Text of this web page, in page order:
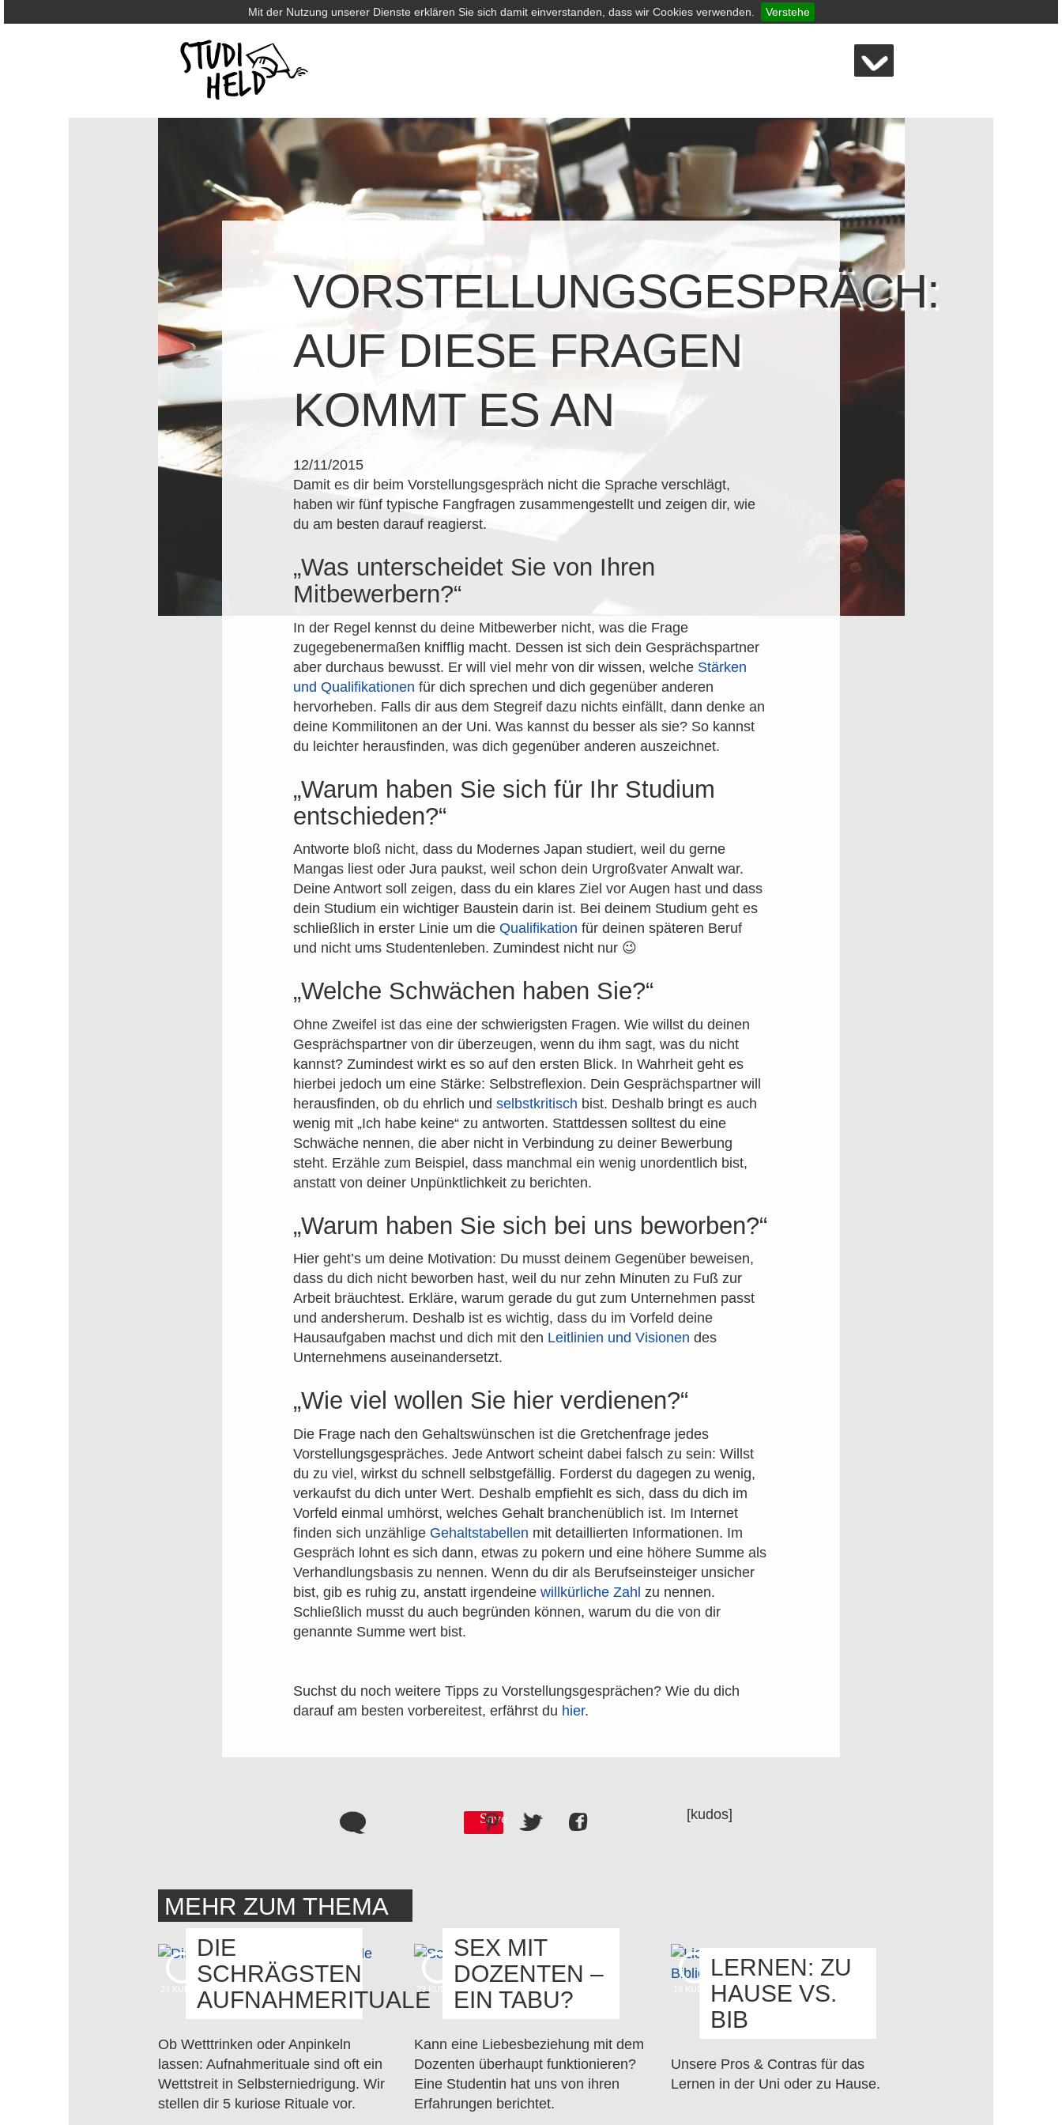
Mit der Nutzung unserer Dienste erklären Sie sich damit einverstanden, dass wir Cookies verwenden. Verstehe
VORSTELLUNGSGESPRÄCH:
AUF DIESE FRAGEN
KOMMT ES AN
12/11/2015
Damit es dir beim Vorstellungsgespräch nicht die Sprache verschlägt,
haben wir fünf typische Fangfragen zusammengestellt und zeigen dir, wie
du am besten darauf reagierst.
„Was unterscheidet Sie von Ihren
Mitbewerbern?“
In der Regel kennst du deine Mitbewerber nicht, was die Frage
zugegebenermaßen knifflig macht. Dessen ist sich dein Gesprächspartner
aber durchaus bewusst. Er will viel mehr von dir wissen, welche Stärken
und Qualifikationen für dich sprechen und dich gegenüber anderen
hervorheben. Falls dir aus dem Stegreif dazu nichts einfällt, dann denke an
deine Kommilitonen an der Uni. Was kannst du besser als sie? So kannst
du leichter herausfinden, was dich gegenüber anderen auszeichnet.
„Warum haben Sie sich für Ihr Studium
entschieden?“
Antworte bloß nicht, dass du Modernes Japan studiert, weil du gerne
Mangas liest oder Jura paukst, weil schon dein Urgroßvater Anwalt war.
Deine Antwort soll zeigen, dass du ein klares Ziel vor Augen hast und dass
dein Studium ein wichtiger Baustein darin ist. Bei deinem Studium geht es
schließlich in erster Linie um die Qualifikation für deinen späteren Beruf
und nicht ums Studentenleben. Zumindest nicht nur 😉
„Welche Schwächen haben Sie?“
Ohne Zweifel ist das eine der schwierigsten Fragen. Wie willst du deinen
Gesprächspartner von dir überzeugen, wenn du ihm sagt, was du nicht
kannst? Zumindest wirkt es so auf den ersten Blick. In Wahrheit geht es
hierbei jedoch um eine Stärke: Selbstreflexion. Dein Gesprächspartner will
herausfinden, ob du ehrlich und selbstkritisch bist. Deshalb bringt es auch
wenig mit „Ich habe keine“ zu antworten. Stattdessen solltest du eine
Schwäche nennen, die aber nicht in Verbindung zu deiner Bewerbung
steht. Erzähle zum Beispiel, dass manchmal ein wenig unordentlich bist,
anstatt von deiner Unpünktlichkeit zu berichten.
„Warum haben Sie sich bei uns beworben?“
Hier geht’s um deine Motivation: Du musst deinem Gegenüber beweisen,
dass du dich nicht beworben hast, weil du nur zehn Minuten zu Fuß zur
Arbeit bräuchtest. Erkläre, warum gerade du gut zum Unternehmen passt
und andersherum. Deshalb ist es wichtig, dass du im Vorfeld deine
Hausaufgaben machst und dich mit den Leitlinien und Visionen des
Unternehmens auseinandersetzt.
„Wie viel wollen Sie hier verdienen?“
Die Frage nach den Gehaltswünschen ist die Gretchenfrage jedes
Vorstellungsgespräches. Jede Antwort scheint dabei falsch zu sein: Willst
du zu viel, wirkst du schnell selbstgefällig. Forderst du dagegen zu wenig,
verkaufst du dich unter Wert. Deshalb empfiehlt es sich, dass du dich im
Vorfeld einmal umhörst, welches Gehalt branchenüblich ist. Im Internet
finden sich unzählige Gehaltstabellen mit detaillierten Informationen. Im
Gespräch lohnt es sich dann, etwas zu pokern und eine höhere Summe als
Verhandlungsbasis zu nennen. Wenn du dir als Berufseinsteiger unsicher
bist, gib es ruhig zu, anstatt irgendeine willkürliche Zahl zu nennen.
Schließlich musst du auch begründen können, warum du die von dir
genannte Summe wert bist.
Suchst du noch weitere Tipps zu Vorstellungsgesprächen? Wie du dich
darauf am besten vorbereitest, erfährst du hier.
Save [kudos]
MEHR ZUM THEMA
DIE
SCHRÄGSTEN
AUFNAHMERITUALE
Ob Wetttrinken oder Anpinkeln
lassen: Aufnahmerituale sind oft ein
Wettstreit in Selbsterniedrigung. Wir
stellen dir 5 kuriose Rituale vor.
SEX MIT
DOZENTEN –
EIN TABU?
Kann eine Liebesbeziehung mit dem
Dozenten überhaupt funktionieren?
Eine Studentin hat uns von ihren
Erfahrungen berichtet.
LERNEN: ZU
HAUSE VS.
BIB
Unsere Pros & Contras für das
Lernen in der Uni oder zu Hause.